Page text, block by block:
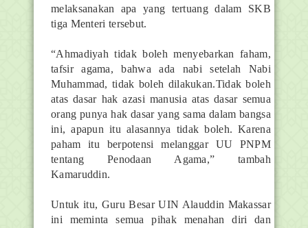
melaksanakan apa yang tertuang dalam SKB
tiga Menteri tersebut.
“Ahmadiyah tidak boleh menyebarkan faham,
tafsir agama, bahwa ada nabi setelah Nabi
Muhammad, tidak boleh dilakukan.Tidak boleh
atas dasar hak azasi manusia atas dasar semua
orang punya hak dasar yang sama dalam bangsa
ini, apapun itu alasannya tidak boleh. Karena
paham itu berpotensi melanggar UU PNPM
tentang Penodaan Agama,” tambah
Kamaruddin.
Untuk itu, Guru Besar UIN Alauddin Makassar
ini meminta semua pihak menahan diri dan